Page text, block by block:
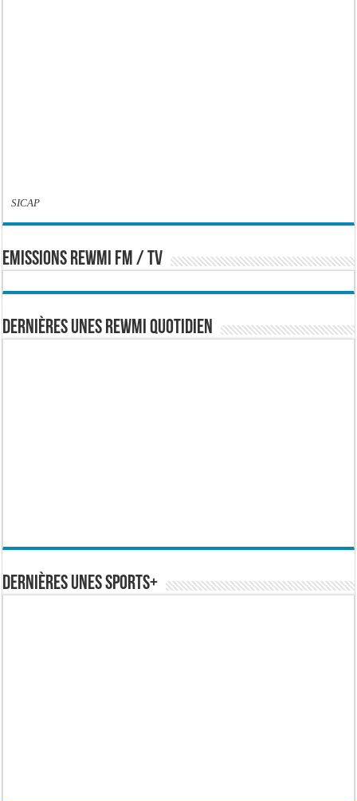
SICAP
EMISSIONS REWMI FM / TV
Dernières Unes Rewmi Quotidien
Dernières Unes Sports+